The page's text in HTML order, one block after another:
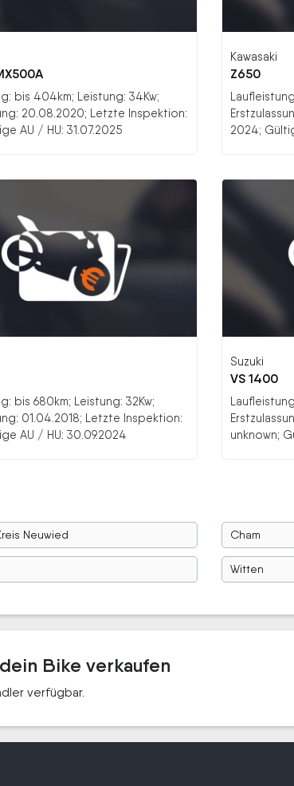
bis 404km; Leistung: 34Kw;
20.08.2020; Letzte Inspektion:
AU / HU: 31.07.2025
Kawasaki
Z650
2024;
bis 680km; Leistung: 32Kw;
01.04.2018; Letzte Inspektion:
AU / HU: 30.09.2024
Suzuki
VS 1400
unknown;
Neuwied Cham
Witten
Bike verkaufen
verfügbar.